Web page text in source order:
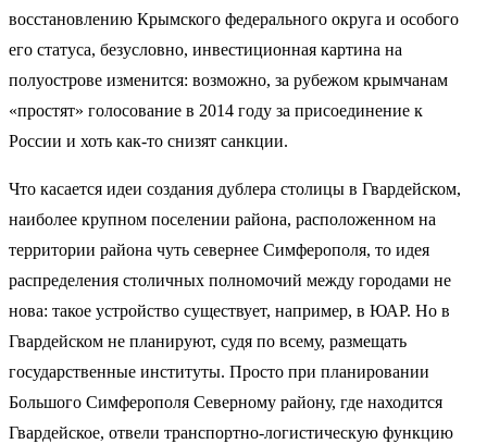
восстановлению Крымского федерального округа и особого
его статуса, безусловно, инвестиционная картина на
полуострове изменится: возможно, за рубежом крымчанам
«простят» голосование в 2014 году за присоединение к
России и хоть как-то снизят санкции.
Что касается идеи создания дублера столицы в Гвардейском,
наиболее крупном поселении района, расположенном на
территории района чуть севернее Симферополя, то идея
распределения столичных полномочий между городами не
нова: такое устройство существует, например, в ЮАР. Но в
Гвардейском не планируют, судя по всему, размещать
государственные институты. Просто при планировании
Большого Симферополя Северному району, где находится
Гвардейское, отвели транспортно-логистическую функцию